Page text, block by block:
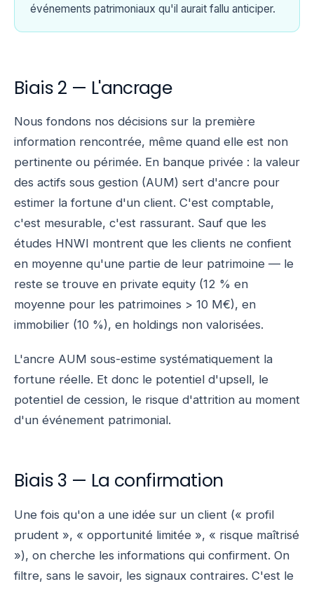
événements patrimoniaux qu'il aurait fallu anticiper.
Biais 2 — L'ancrage
Nous fondons nos décisions sur la première
information rencontrée, même quand elle est non
pertinente ou périmée. En banque privée : la valeur
des actifs sous gestion (AUM) sert d'ancre pour
estimer la fortune d'un client. C'est comptable,
c'est mesurable, c'est rassurant. Sauf que les
études HNWI montrent que les clients ne confient
en moyenne qu'une partie de leur patrimoine — le
reste se trouve en private equity (12 % en
moyenne pour les patrimoines > 10 M€), en
immobilier (10 %), en holdings non valorisées.
L'ancre AUM sous-estime systématiquement la
fortune réelle. Et donc le potentiel d'upsell, le
potentiel de cession, le risque d'attrition au moment
d'un événement patrimonial.
Biais 3 — La confirmation
Une fois qu'on a une idée sur un client (« profil
prudent », « opportunité limitée », « risque maîtrisé
»), on cherche les informations qui confirment. On
filtre, sans le savoir, les signaux contraires. C'est le